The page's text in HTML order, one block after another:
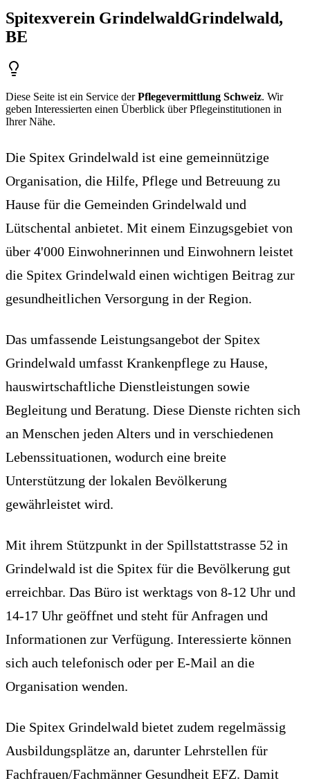
Spitexverein GrindelwaldGrindelwald,
BE
Diese Seite ist ein Service derPflegevermittlung Schweiz. Wir
geben Interessierten einen Überblick über Pflegeinstitutionen in
Ihrer Nähe.
Die Spitex Grindelwald ist eine gemeinnützige
Organisation, die Hilfe, Pflege und Betreuung zu
Hause für die Gemeinden Grindelwald und
Lütschental anbietet. Mit einem Einzugsgebiet von
über 4'000 Einwohnerinnen und Einwohnern leistet
die Spitex Grindelwald einen wichtigen Beitrag zur
gesundheitlichen Versorgung in der Region.
Das umfassende Leistungsangebot der Spitex
Grindelwald umfasst Krankenpflege zu Hause,
hauswirtschaftliche Dienstleistungen sowie
Begleitung und Beratung. Diese Dienste richten sich
an Menschen jeden Alters und in verschiedenen
Lebenssituationen, wodurch eine breite
Unterstützung der lokalen Bevölkerung
gewährleistet wird.
Mit ihrem Stützpunkt in der Spillstattstrasse 52 in
Grindelwald ist die Spitex für die Bevölkerung gut
erreichbar. Das Büro ist werktags von 8-12 Uhr und
14-17 Uhr geöffnet und steht für Anfragen und
Informationen zur Verfügung. Interessierte können
sich auch telefonisch oder per E-Mail an die
Organisation wenden.
Die Spitex Grindelwald bietet zudem regelmässig
Ausbildungsplätze an, darunter Lehrstellen für
Fachfrauen/Fachmänner Gesundheit EFZ. Damit